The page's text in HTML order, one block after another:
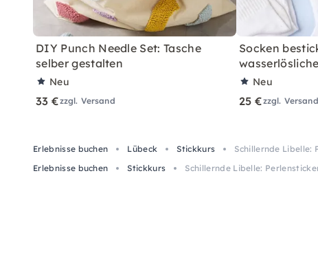
DIY Punch Needle Set: Tasche
selber gestalten
Neu
33 €zzgl. Versand
Socken
Neu
25 €zzgl. Versand
Erlebnisse buchen Lübeck Stickkurs
Schillernde Libelle:
Erlebnisse buchen
Stickkurs Schillernde Libelle: